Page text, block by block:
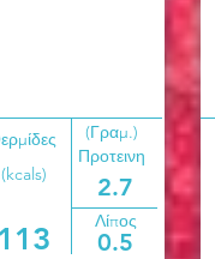
(kcals)
Προτεινη
2.7
(Γραμ.)
113 Λίπος
0.5